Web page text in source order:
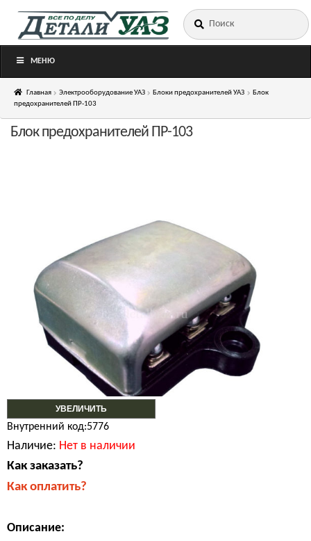
Перейти
Перейти
Искать:
МЕНЮ
Главная Электрооборудование УАЗ Блоки предохранителей УАЗ
Блок
предохранителей ПР-103
УВЕЛИЧИТЬ
Блок предохранителей ПР-103
Внутренний код:5776
Наличие: Нет в наличии
Как заказать?
Как оплатить?
Описание: